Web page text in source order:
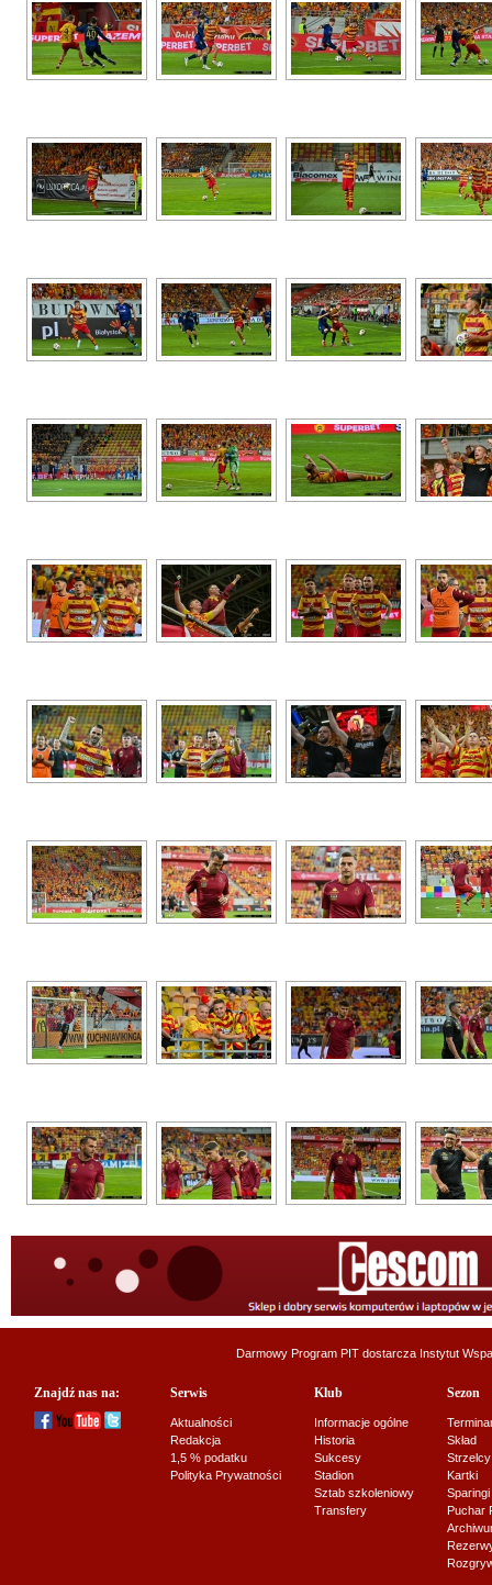
Darmowy Program PIT dostarcza Instytut
Znajdź nas na: Serwis
Aktualności
Redakcja
1,5 % podatku
Polityka Prywatności
Klub
Informacje ogólne
Historia
Sukcesy
Stadion
Sztab szkoleniowy
Transfery
Sezon
Skład
Strzelcy
Kartki
Sparingi
Puchar